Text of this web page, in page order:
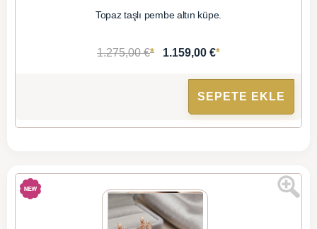
Topaz taşlı pembe altın küpe.
1.275,00 €* 1.159,00 €*
SEPETE EKLE